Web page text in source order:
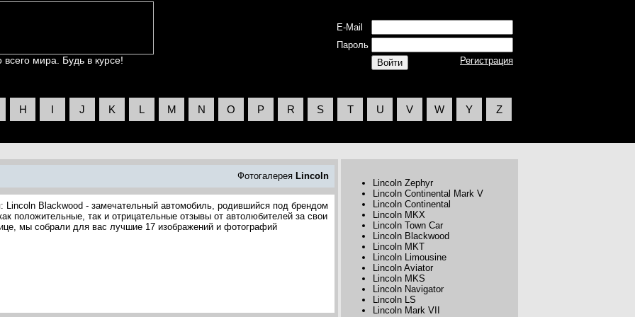
мира. Будь в курсе!
E-Mail
Пароль
Регистрация
H I J K L M N O P R S T U V W Y Z
Фотогалерея Lincoln
Lincoln Blackwood - замечательный автомобиль, родившийся под брендом
положительные, так и отрицательные отзывы от автолюбителей за свои
мы собрали для вас лучшие 17 изображений и фотографий
Lincoln Zephyr
Lincoln Continental Mark V
Lincoln Continental
Lincoln MKX
Lincoln Town Car
Lincoln Blackwood
Lincoln MKT
Lincoln Limousine
Lincoln Aviator
Lincoln MKS
Lincoln Navigator
Lincoln LS
Lincoln Mark VII